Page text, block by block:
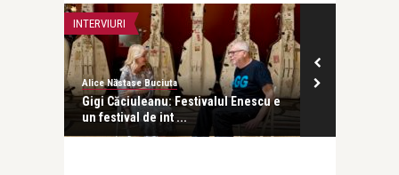
INTERVIURI
Alice Năstase Buciuta
Gigi Căciuleanu: Festivalul Enescu e
un festival de int ...